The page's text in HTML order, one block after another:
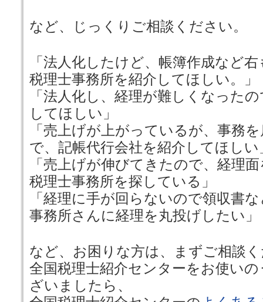
など、じっくりご相談ください。
「法人化したけど、帳簿作成など
税理士事務所を紹介してほしい。」
「法人化し、経理が難しくなった
してほしい」
「売上げが上がっているが、事務
で、記帳代行会社を紹介してほしい
「売上げが伸びてきたので、経理
税理士事務所を探している」
「経理に手が回らないので領収書
事務所さんに経理を丸投げしたい」
など、お困りな方は、まずご相談
全国税理士紹介センターをお使い
ざいましたら、